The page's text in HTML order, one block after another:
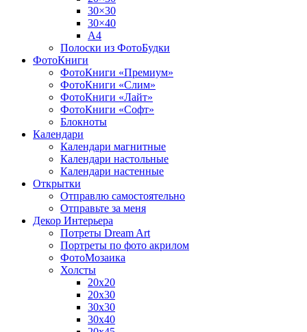
30×30
30×40
A4
Полоски из ФотоБудки
ФотоКниги
ФотоКниги «Премиум»
ФотоКниги «Слим»
ФотоКниги «Лайт»
ФотоКниги «Софт»
Блокноты
Календари
Календари магнитные
Календари настольные
Календари настенные
Открытки
Отправлю самостоятельно
Отправьте за меня
Декор Интерьера
Потреты Dream Art
Портреты по фото акрилом
ФотоМозаика
Холсты
20х20
20х30
30х30
30х40